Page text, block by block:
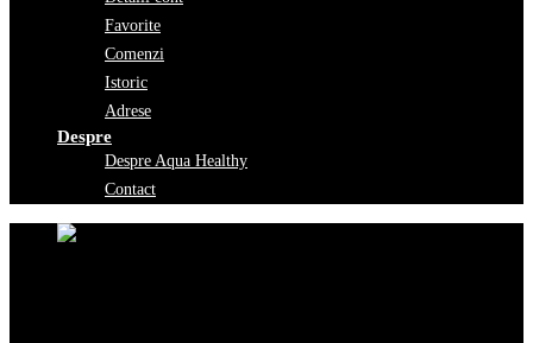
Favorite
Comenzi
Istoric
Adrese
Despre
Despre Aqua Healthy
Contact